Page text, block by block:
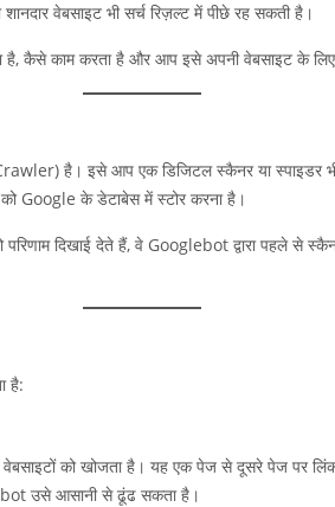
वेबसाइट भी सर्च रिज़ल्ट में पीछे रह सकती है।
कैसे काम करता है और आप इसे अपनी वेबसाइट के
है। इसे आप एक डिजिटल स्कैनर या स्पाइडर
Google के डेटाबेस में स्टोर करना है।
दिखाई देते हैं, वे Googlebot द्वारा पहले से
है:
को खोजता है। यह एक पेज से दूसरे पेज पर
उसे आसानी से ढूंढ सकता है।